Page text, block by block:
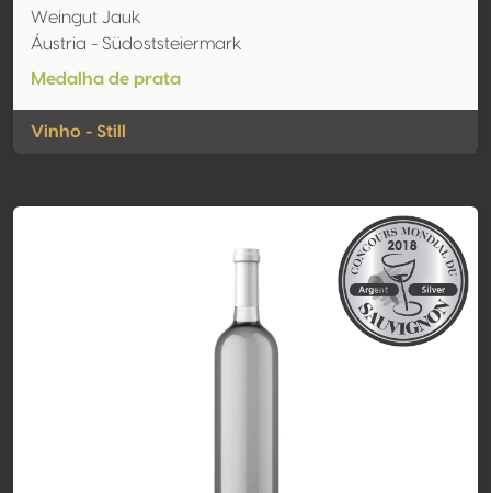
Weingut Jauk
Áustria - Südoststeiermark
Medalha de prata
Vinho - Still